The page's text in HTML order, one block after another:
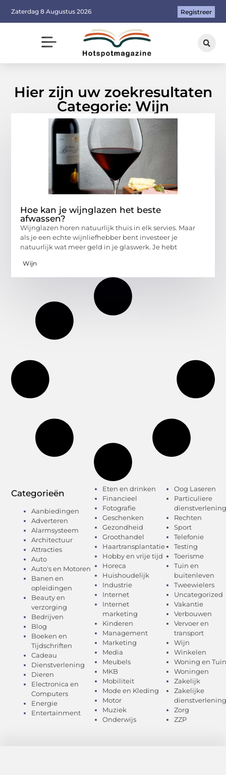
Zaterdag 8 Augustus 2026 Registreer
Hier zijn uw zoekresultaten
Categorie: Wijn
Hoe kan je wijnglazen het beste
afwassen?
Wijnglazen horen natuurlijk thuis in elk servies. Maar
als je een echte wijnliefhebber bent investeer je
natuurlijk wat meer geld in je glaswerk. Je hebt
Wijn
Categorieën
Aanbiedingen
Adverteren
Alarmsysteem
Architectuur
Attracties
Auto
Auto's en Motoren
Banen en
opleidingen
Beauty en
verzorging
Bedrijven
Blog
Boeken en
Tijdschriften
Cadeau
Dienstverlening
Dieren
Electronica en
Computers
Energie
Entertainment
Eten en drinken
Financieel
Fotografie
Geschenken
Gezondheid
Groothandel
Haartransplantatie
Hobby en vrije tijd
Horeca
Huishoudelijk
Industrie
Internet
Internet
marketing
Kinderen
Management
Marketing
Media
Meubels
MKB
Mobiliteit
Mode en Kleding
Motor
Muziek
Onderwijs
Oog Laseren
Particuliere
dienstverlening
Rechten
Sport
Telefonie
Testing
Toerisme
Tuin en
buitenleven
Tweewielers
Uncategorized
Vakantie
Verbouwen
Vervoer en
transport
Wijn
Winkelen
Woning en Tuin
Woningen
Zakelijk
Zakelijke
dienstverlening
Zorg
ZZP